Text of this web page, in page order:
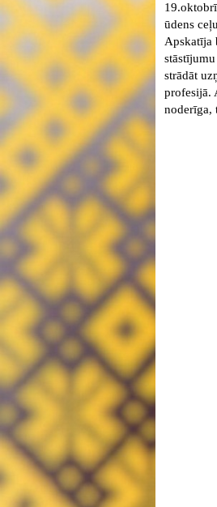
ūdens
Apskatīja
strādāt
profesijā.
noderīga,